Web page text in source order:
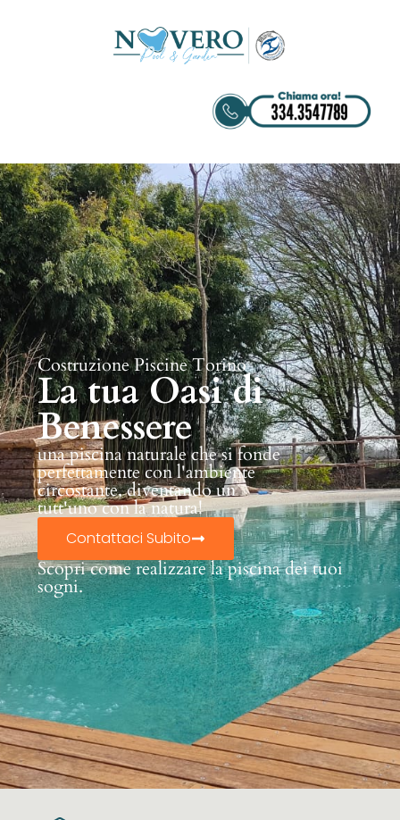
Costruzione Piscine Torino
La tua Oasi di
Benessere
una piscina naturale che si fonde
perfettamente con l'ambiente
circostante, diventando un
tutt'uno con la natura!
Contattaci Subito
Scopri come realizzare la piscina dei tuoi
sogni.